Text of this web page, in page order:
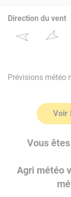
Direction du vent
Prévisions météo
Voir
Vous
Agri météo